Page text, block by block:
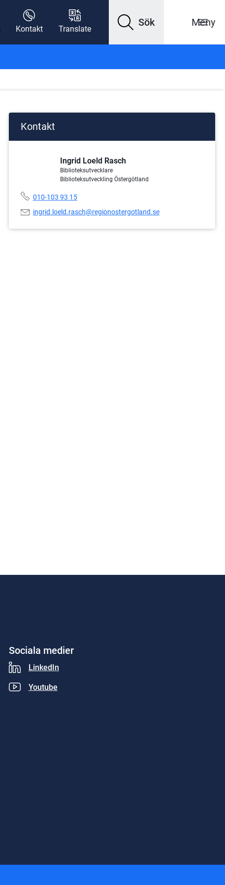
Kontakt Translate
Sök Meny
Kontakt
Ingrid Loeld Rasch
Biblioteksutvecklare
Biblioteksutveckling Östergötland
Telefonnummer:
010-103 93 15
E-
ingrid.loeld.rasch@regionostergotland.se
Sociala medier
LinkedIn
Youtube